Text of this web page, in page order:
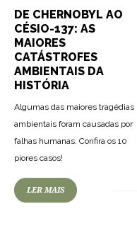
DE CHERNOBYL AO
CÉSIO-137: AS
MAIORES
CATÁSTROFES
AMBIENTAIS DA
HISTÓRIA
Algumas das maiores tragédias
ambientais foram causadas por
falhas humanas. Confira os 10
piores casos!
LER MAIS